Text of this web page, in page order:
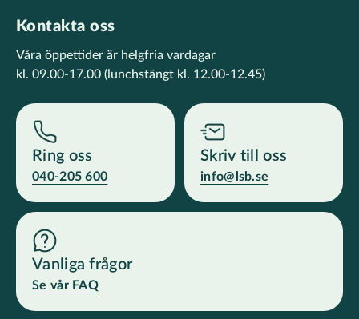
Kontakta oss
Våra öppettider är helgfria vardagar
kl. 09.00-17.00 (lunchstängt kl. 12.00-12.45)
Ring oss
040-205 600
Skriv till oss
info@lsb.se
Vanliga frågor
Se vår FAQ